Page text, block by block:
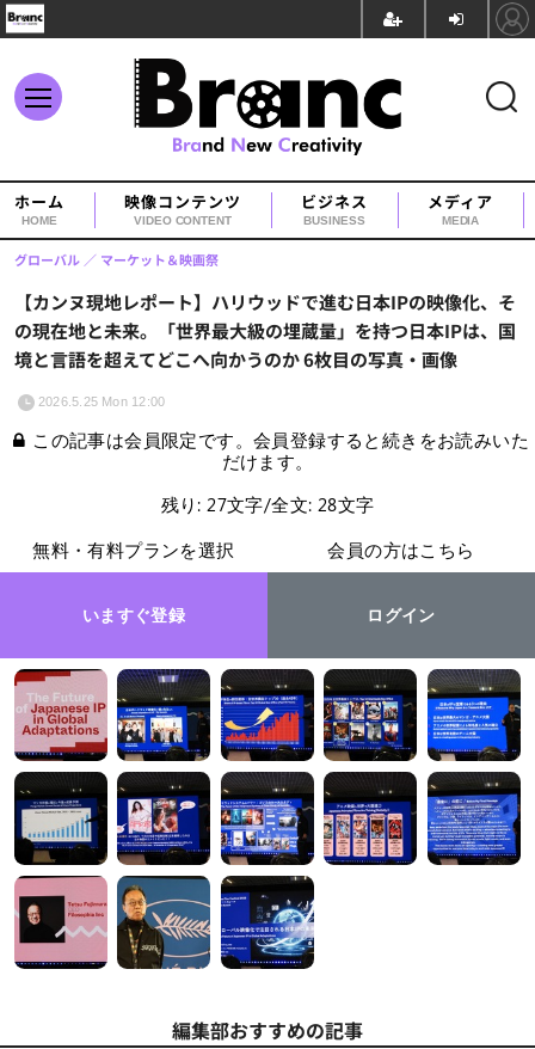
ホーム
HOME
映像コンテンツ
VIDEO CONTENT
ビジネス
BUSINESS
メディア
MEDIA
【カンヌ現地レポート】ハリウッドで進む日本IPの映像化、そ
の現在地と未来。「世界最大級の埋蔵量」を持つ日本IPは、国
境と言語を超えてどこへ向かうのか 6枚目の写真・画像
グローバル マーケット＆映画祭
2026.5.25 Mon 12:00
この記事は会員限定です。会員登録すると続きをお読みいた
だけます。
残り: 27文字/全文: 28文字
無料・有料プランを選択
いますぐ登録
会員の方はこちら
ログイン
編集部おすすめの記事